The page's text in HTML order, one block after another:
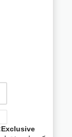
Exclusive: